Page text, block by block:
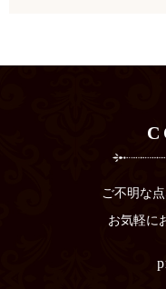
ご不明な
お気軽に